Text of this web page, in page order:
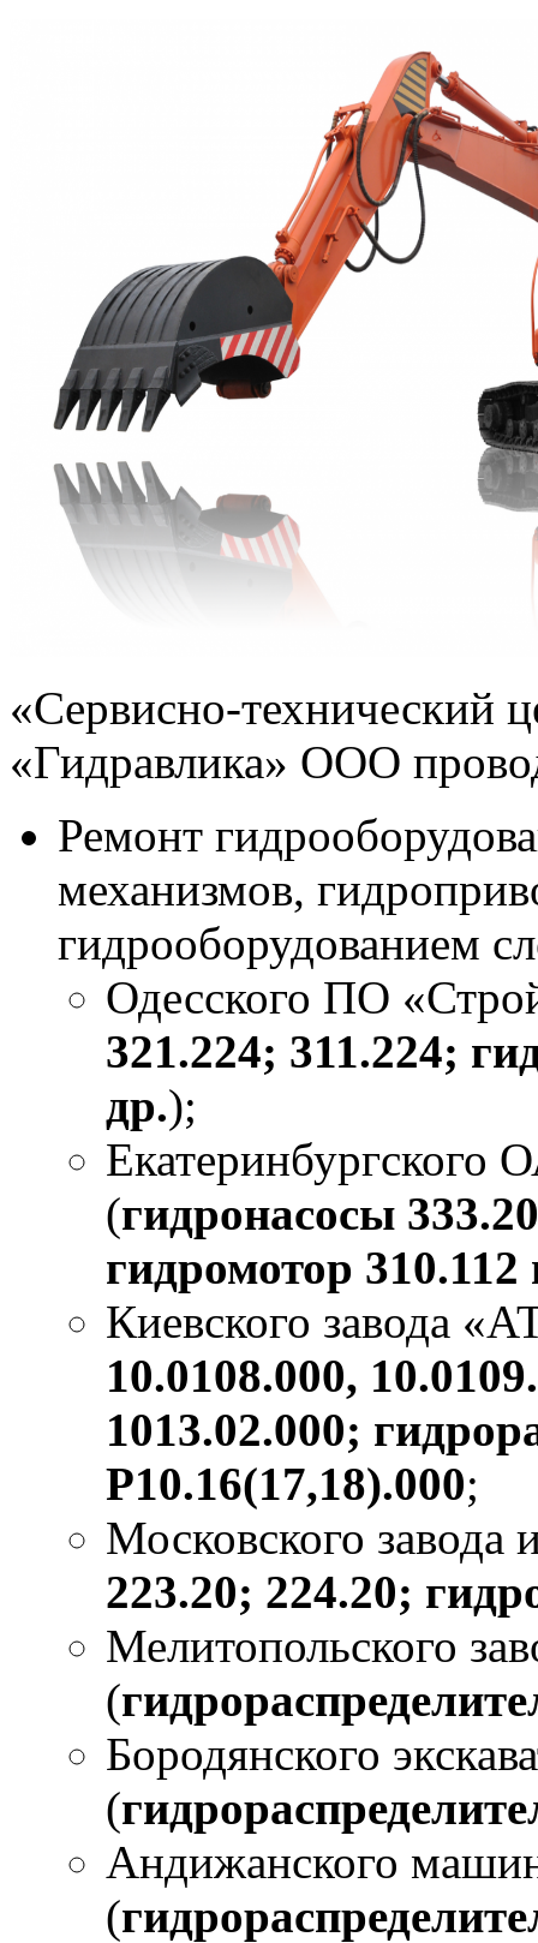
«Сервисно-технический
«Гидравлика» ООО
Ремонт
механизмов,
гидрооборудованием
Одесского ПО
321.224; 311.224;
др.);
(гидронасосы
гидромотор 310.112
Киевского завода
10.0108.000,
1013.02.000;
Р10.16(17,18).000;
Московского завода
223.20; 224.20;
Мелитопольского
(
Бородянского
(
Андижанского
(